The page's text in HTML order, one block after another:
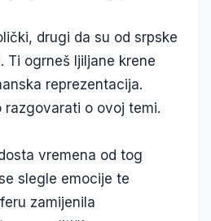
drugi da su od srpske
Ti ogrneš ljiljane krene
reprezentacija.
razgovarati o ovoj temi.
vremena od tog
slegle emocije te
zamijenila